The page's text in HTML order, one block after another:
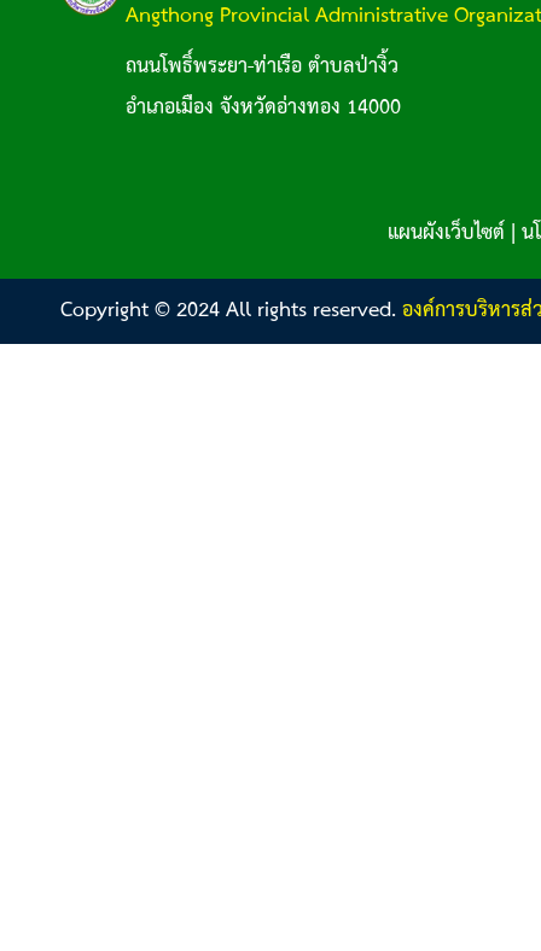
Angthong Provincial Administrative
ถนนโพธิ์พระยา-ท่าเรือ ตำบลป่างิ้ว
อำเภอเมือง จังหวัดอ่างทอง 14000
แผนผังเว็บไซต์|น
Copyright © 2024 All rights reserved.องค์การบริหาร